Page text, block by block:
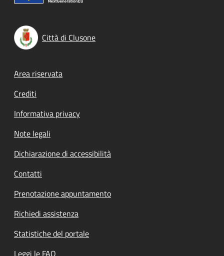
Città di Clusone
Footer menu
Area riservata
Crediti
Informativa privacy
Note legali
Dichiarazione di accessibilità
Contatti
Prenotazione appuntamento
Richiedi assistenza
Statistiche del portale